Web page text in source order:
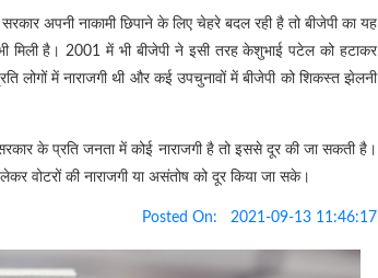
अपनी नाकामी छिपाने के लिए चेहरे बदल रही है तो बीजेपी का यह
मिली है। 2001 में भी बीजेपी ने इसी तरह केशुभाई पटेल को हटाकर
लोगों में नाराजगी थी और कई उपचुनावों में बीजेपी को शिकस्त झेलनी
के प्रति जनता में कोई नाराजगी है तो इससे दूर की जा सकती है।
वोटरों की नाराजगी या असंतोष को दूर किया जा सके।
Posted On: 2021-09-13 11:46:17